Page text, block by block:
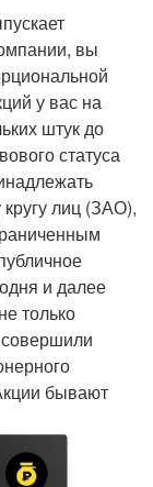
вы
у вас на
штук до
статуса
лиц (ЗАО),
и далее
только
бывают